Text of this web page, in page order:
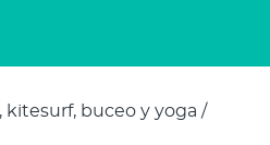
kitesurf, buceo y yoga /